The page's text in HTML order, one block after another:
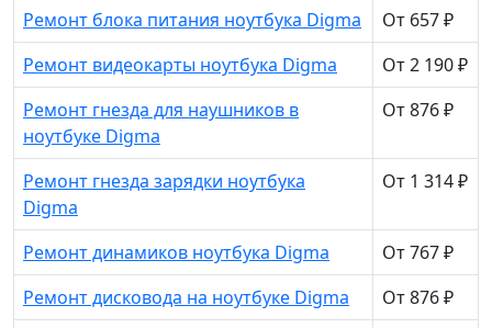
Ремонт блока питания ноутбука Digma
От 657 ₽
Ремонт видеокарты ноутбука Digma
От 2 190 ₽
Ремонт гнезда для наушников в
ноутбуке Digma
От 876 ₽
Ремонт гнезда зарядки ноутбука
Digma
От 1 314 ₽
Ремонт динамиков ноутбука Digma
От 767 ₽
Ремонт дисковода на ноутбуке Digma
От 876 ₽